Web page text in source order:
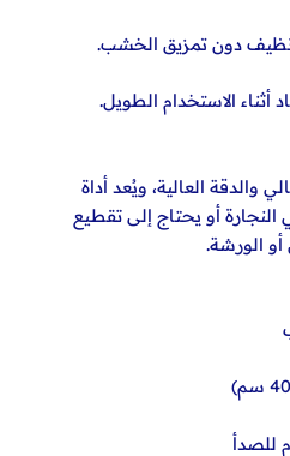
دون تمزيق الخشب.
أثناء الاستخدام الطويل.
والدقة العالية، ويُعد أداة
أو يحتاج إلى تقطيع
الورشة.
للصدأ